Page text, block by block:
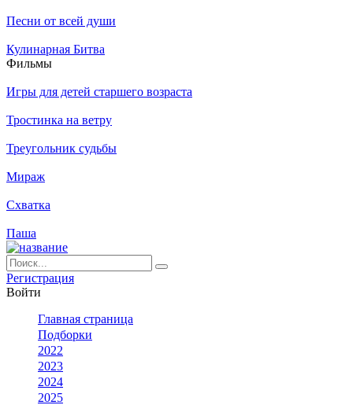
Песни от всей души
Кулинарная Битва
Филь­мы
Игры для детей старшего возраста
Тростинка на ветру
Треугольник судьбы
Мираж
Схватка
Паша
Ре­ги­ст­ра­ция
Вой­ти
Глав­ная стра­ни­ца
Подборки
2022
2023
2024
2025